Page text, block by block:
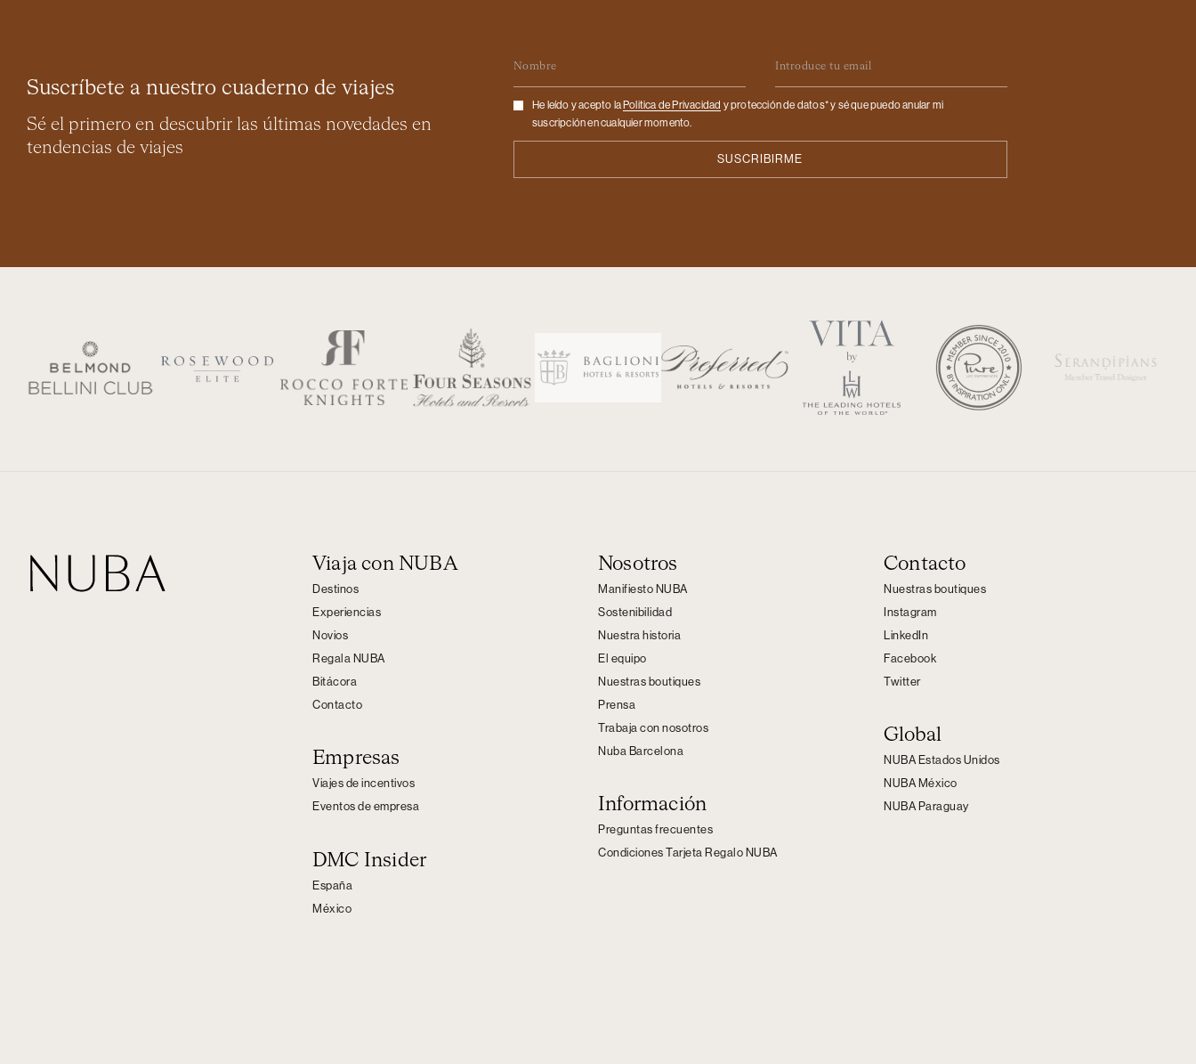
Suscríbete a nuestro cuaderno de viajes
Sé el primero en descubrir las últimas novedades en
tendencias de viajes
Checkbox
He leído y acepto la Politica de Privacidad y protección de datos* y sé que puedo anular mi
suscripción en cualquier momento.
Viaja con NUBA
Destinos
Experiencias
Novios
Regala NUBA
Bitácora
Contacto
Empresas
Viajes de incentivos
Eventos de empresa
DMC Insider
España
México
Nosotros
Manifiesto NUBA
Sostenibilidad
Nuestra historia
El equipo
Nuestras boutiques
Prensa
Trabaja con nosotros
Nuba Barcelona
Información
Preguntas frecuentes
Condiciones Tarjeta Regalo NUBA
Contacto
Nuestras boutiques
Instagram
LinkedIn
Facebook
Twitter
Global
NUBA Estados Unidos
NUBA México
NUBA Paraguay